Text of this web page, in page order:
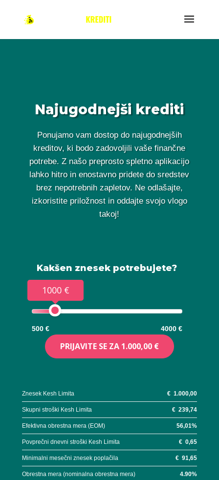
Najugodnejši krediti
Ponujamo vam dostop do najugodnejših
kreditov, ki bodo zadovoljili vaše finančne
potrebe. Z našo preprosto spletno aplikacijo
lahko hitro in enostavno pridete do sredstev
brez nepotrebnih zapletov. Ne odlašajte,
izkoristite priložnost in oddajte svojo vlogo
takoj!
Kakšen znesek potrebujete?
1000 €
500 € 4000 €
PRIJAVITE SE ZA 1.000,00 €
Znesek Kesh Limita €1.000,00
Skupni stroški Kesh Limita €239,74
Efektivna obrestna mera (EOM) 56,01%
Povprečni dnevni stroški Kesh Limita €0,65
Minimalni mesečni znesek poplačila €91,65
Obrestna mera (nominalna obrestna mera) 4.90%